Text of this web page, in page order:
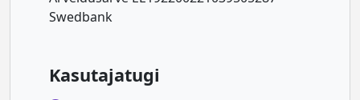
Swedbank
Kasutajatugi